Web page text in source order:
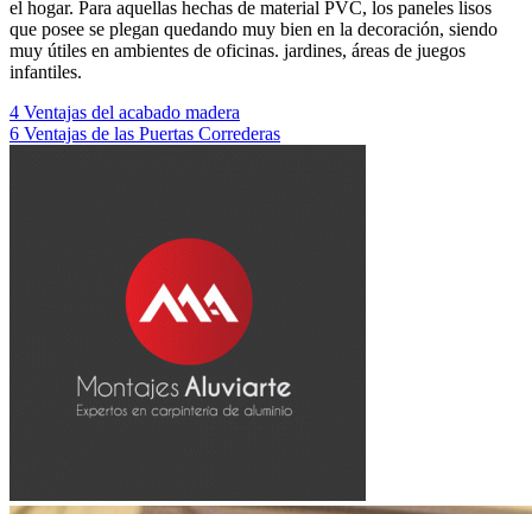
el hogar. Para aquellas hechas de material PVC, los paneles lisos
que posee se plegan quedando muy bien en la decoración, siendo
muy útiles en ambientes de oficinas. jardines, áreas de juegos
infantiles.
Navegación
de
4 Ventajas del acabado madera
6 Ventajas de las Puertas Correderas